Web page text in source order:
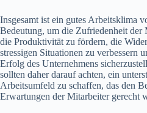
Insgesamt ist ein gutes Arbeitsklima
Bedeutung, um die Zufriedenheit der
die Produktivität zu fördern, die
stressigen Situationen zu verbessern
Erfolg des Unternehmens
sollten daher darauf achten, ein
Arbeitsumfeld zu schaffen, das den
Erwartungen der Mitarbeiter gerecht